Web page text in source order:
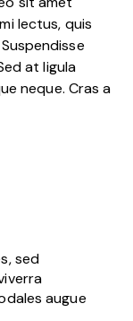
lectus, quis
at ligula
neque. Cras a
sed
augue